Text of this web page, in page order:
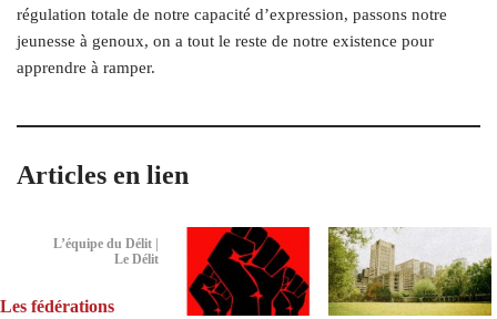
régulation totale de notre capacité d’expression, passons notre
jeunesse à genoux, on a tout le reste de notre existence pour
apprendre à ramper.
Articles en lien
L’équipe du Délit |
Le Délit
Les fédérations